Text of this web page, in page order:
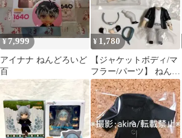
¥7,999
アイナナ ねんどろいど
百
¥ 1,780
【ジャケットボディ/マ
フラー/パーツ】 ねんど
ろいど 御堂虎於 体パ
ーツなど